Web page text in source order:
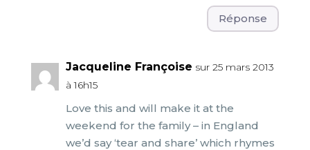
Réponse
Jacqueline Françoise sur 25 mars 2013
à 16h15
Love this and will make it at the
weekend for the family – in England
we’d say ‘tear and share’ which rhymes